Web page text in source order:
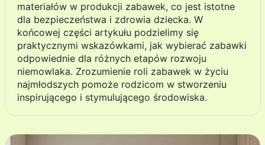
materiałów w produkcji zabawek, co jest istotne
dla bezpieczeństwa i zdrowia dziecka. W
końcowej części artykułu podzielimy się
praktycznymi wskazówkami, jak wybierać zabawki
odpowiednie dla różnych etapów rozwoju
niemowlaka. Zrozumienie roli zabawek w życiu
najmłodszych pomoże rodzicom w stworzeniu
inspirującego i stymulującego środowiska.